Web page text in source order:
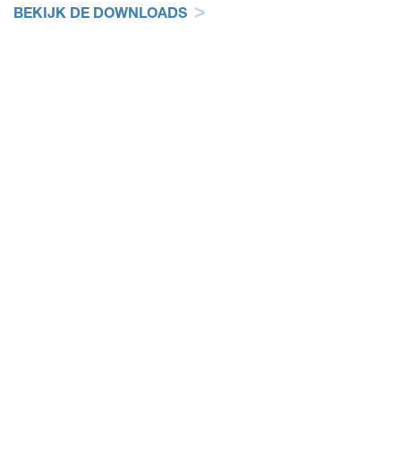
BEKIJK DE DOWNLOADS